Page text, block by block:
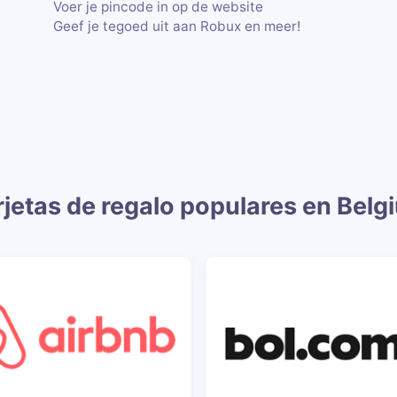
Voer je pincode in op de website
Geef je tegoed uit aan Robux en meer!
de regalo populares en